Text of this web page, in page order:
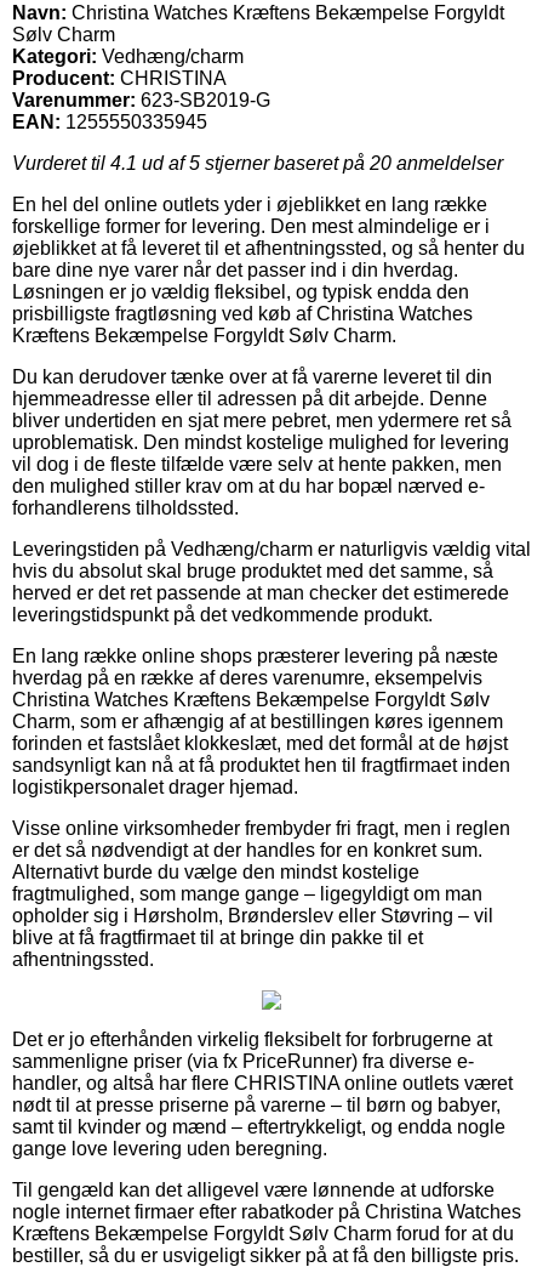
Navn: Christina Watches Kræftens Bekæmpelse Forgyldt
Sølv Charm
Kategori: Vedhæng/charm
Producent: CHRISTINA
Varenummer: 623-SB2019-G
EAN: 1255550335945
Vurderet til 4.1 ud af 5 stjerner baseret på 20 anmeldelser
En hel del online outlets yder i øjeblikket en lang række
forskellige former for levering. Den mest almindelige er i
øjeblikket at få leveret til et afhentningssted, og så henter du
bare dine nye varer når det passer ind i din hverdag.
Løsningen er jo vældig fleksibel, og typisk endda den
prisbilligste fragtløsning ved køb af Christina Watches
Kræftens Bekæmpelse Forgyldt Sølv Charm.
Du kan derudover tænke over at få varerne leveret til din
hjemmeadresse eller til adressen på dit arbejde. Denne
bliver undertiden en sjat mere pebret, men ydermere ret så
uproblematisk. Den mindst kostelige mulighed for levering
vil dog i de fleste tilfælde være selv at hente pakken, men
den mulighed stiller krav om at du har bopæl nærved e-
forhandlerens tilholdssted.
Leveringstiden på Vedhæng/charm er naturligvis vældig vital
hvis du absolut skal bruge produktet med det samme, så
herved er det ret passende at man checker det estimerede
leveringstidspunkt på det vedkommende produkt.
En lang række online shops præsterer levering på næste
hverdag på en række af deres varenumre, eksempelvis
Christina Watches Kræftens Bekæmpelse Forgyldt Sølv
Charm, som er afhængig af at bestillingen køres igennem
forinden et fastslået klokkeslæt, med det formål at de højst
sandsynligt kan nå at få produktet hen til fragtfirmaet inden
logistikpersonalet drager hjemad.
Visse online virksomheder frembyder fri fragt, men i reglen
er det så nødvendigt at der handles for en konkret sum.
Alternativt burde du vælge den mindst kostelige
fragtmulighed, som mange gange – ligegyldigt om man
opholder sig i Hørsholm, Brønderslev eller Støvring – vil
blive at få fragtfirmaet til at bringe din pakke til et
afhentningssted.
Det er jo efterhånden virkelig fleksibelt for forbrugerne at
sammenligne priser (via fx PriceRunner) fra diverse e-
handler, og altså har flere CHRISTINA online outlets været
nødt til at presse priserne på varerne – til børn og babyer,
samt til kvinder og mænd – eftertrykkeligt, og endda nogle
gange love levering uden beregning.
Til gengæld kan det alligevel være lønnende at udforske
nogle internet firmaer efter rabatkoder på Christina Watches
Kræftens Bekæmpelse Forgyldt Sølv Charm forud for at du
bestiller, så du er usvigeligt sikker på at få den billigste pris.